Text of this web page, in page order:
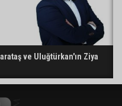
ve Uluğtürkan'ın Ziya